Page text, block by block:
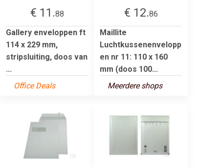
€ 11.88
Gallery enveloppen ft
114 x 229 mm,
stripsluiting, doos van
...
Office Deals
€ 12.86
Maillite
Luchtkussenenvelopp
en nr 11: 110 x 160
mm (doos 100...
Meerdere shops